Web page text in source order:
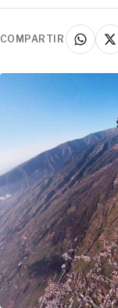
COMPARTIR